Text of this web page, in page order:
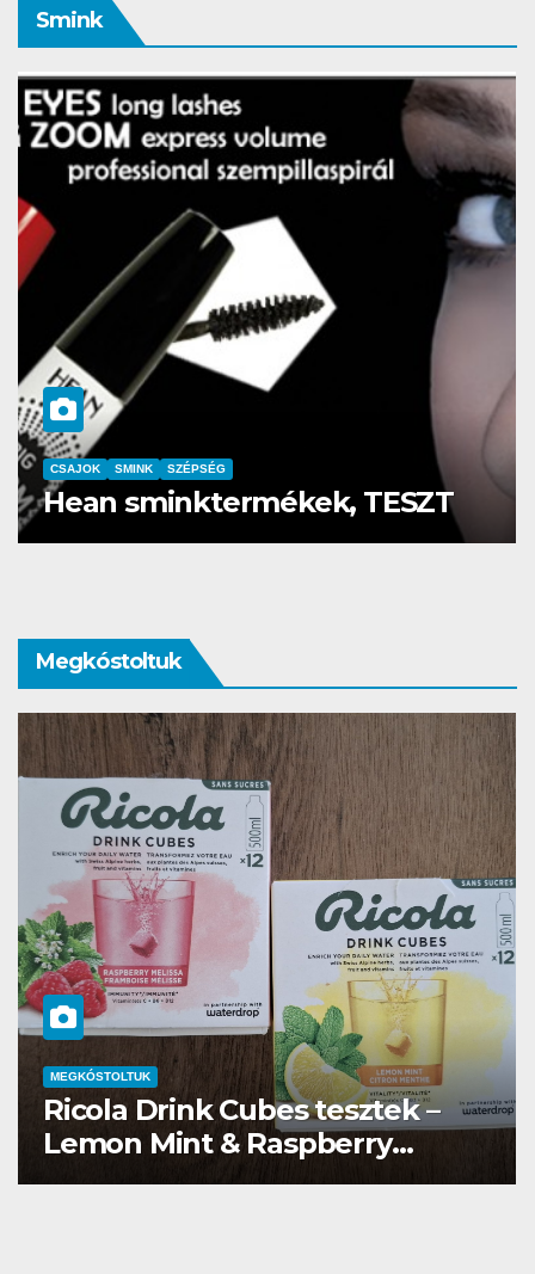
Smink
CSAJOK
Szemöldök laminálás-az meg
mi?
Megkóstoltuk
MEGKÓSTOLTUK
Waterdrop üdítő kapszula teszt